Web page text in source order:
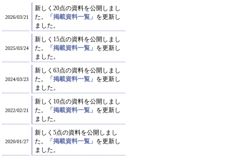
2026/03/21
新しく20点の資料を公開しまし
た。
「掲載資料一覧」 を更新し
ました。
2025/03/24
新しく15点の資料を公開しまし
た。
「掲載資料一覧」 を更新し
ました。
2024/03/23
新しく63点の資料を公開しまし
た。
「掲載資料一覧」 を更新し
ました。
2022/02/21
新しく10点の資料を公開しまし
た。
「掲載資料一覧」 を更新し
ました。
2020/01/27
新しく5点の資料を公開しまし
た。
「掲載資料一覧」 を更新し
ました。